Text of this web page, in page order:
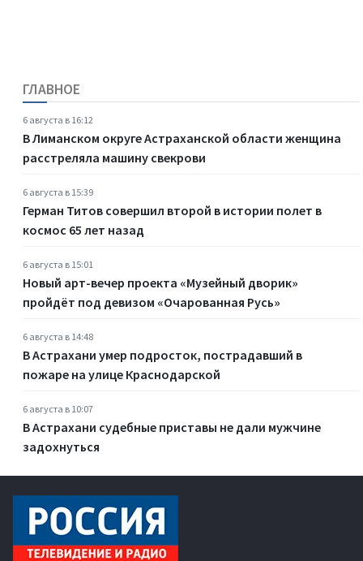
ГЛАВНОЕ
6 августа в 16:12
В Лиманском округе Астраханской области женщина
расстреляла машину свекрови
6 августа в 15:39
Герман Титов совершил второй в истории полет в
космос 65 лет назад
6 августа в 15:01
Новый арт-вечер проекта «Музейный дворик»
пройдёт под девизом «Очарованная Русь»
6 августа в 14:48
В Астрахани умер подросток, пострадавший в
пожаре на улице Краснодарской
6 августа в 10:07
В Астрахани судебные приставы не дали мужчине
задохнуться